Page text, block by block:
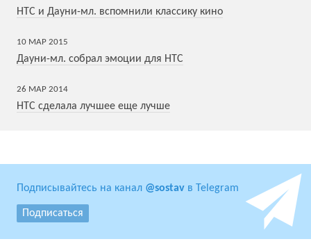
HTC и Дауни-мл. вспомнили классику кино
10 МАР 2015
Дауни-мл. cобрал эмоции для HTC
26 МАР 2014
HTC сделала лучшее еще лучше
Подписывайтесь на канал @sostav в Telegram
Подписаться